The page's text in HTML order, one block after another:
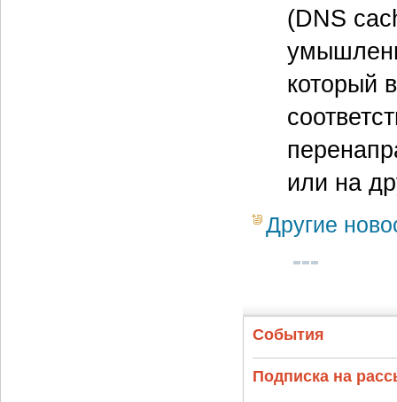
(DNS
который
или на
Другие
События
Подписка на